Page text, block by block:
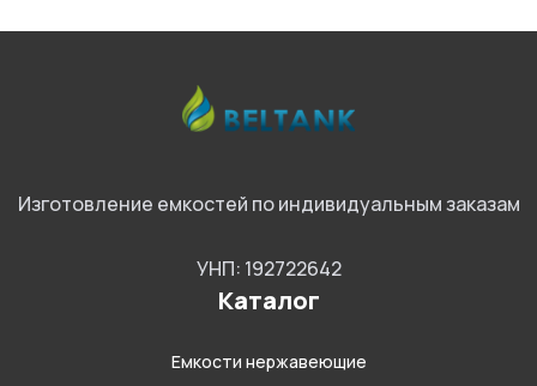
Изготовление емкостей по индивидуальным заказам
УНП: 192722642
Каталог
Емкости нержавеющие